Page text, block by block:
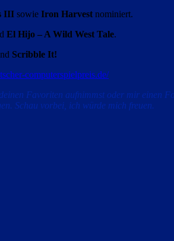
III sowie Iron Harvest nominiert.
El Hijo – A Wild West Tale.
Scribble It!
computerspielpreis.de/
Favoriten aufnimmst oder mir einen
Schau vorbei, ich würde mich freuen.